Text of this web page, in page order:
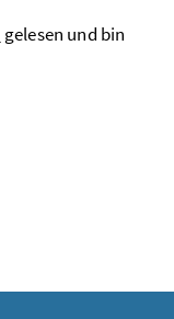
gelesen und bin